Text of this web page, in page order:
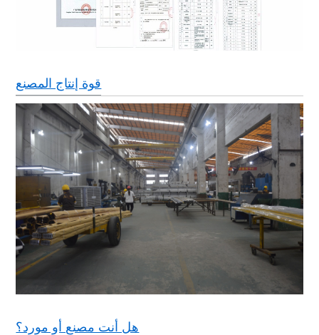
قوة إنتاج المصنع
هل أنت مصنع أو مورد؟